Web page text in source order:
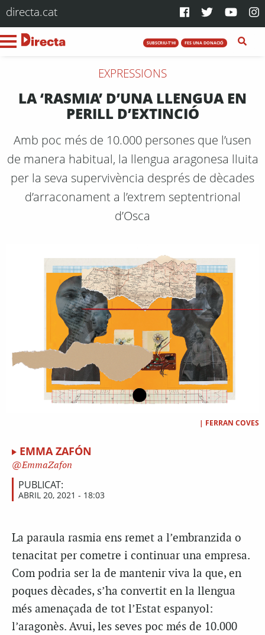
directa.cat
SUBSCRIU-T'HI FES UNA DONACIÓ
EXPRESSIONS
LA ‘RASMIA’ D’UNA LLENGUA EN
PERILL D’EXTINCIÓ
Amb poc més de 10.000 persones que l’usen
de manera habitual, la llengua aragonesa lluita
per la seva supervivència després de dècades
d’arraconament a l’extrem septentrional
d’Osca
| FERRAN COVES
EMMA ZAFÓN
EmmaZafon
PUBLICAT:
ABRIL 20, 2021 - 18:03
La paraula rasmia ens remet a l’embranzida o
tenacitat per cometre i continuar una empresa.
Com podria ser la de mantenir viva la que, en
poques dècades, s’ha convertit en la llengua
més amenaçada de tot l’Estat espanyol:
l’aragonès. Avui, les seves poc més de 10.000